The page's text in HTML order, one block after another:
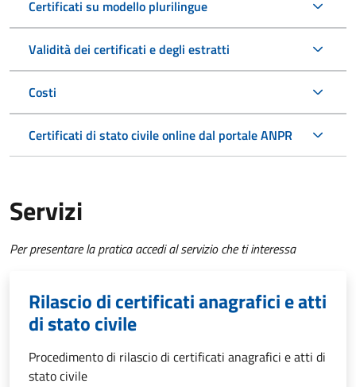
Certificati su modello plurilingue
Validità dei certificati e degli estratti
Costi
Certificati di stato civile online dal portale ANPR
Servizi
Per presentare la pratica accedi al servizio che ti interessa
Rilascio di certificati anagrafici e atti
di stato civile
Procedimento di rilascio di certificati anagrafici e atti di
stato civile